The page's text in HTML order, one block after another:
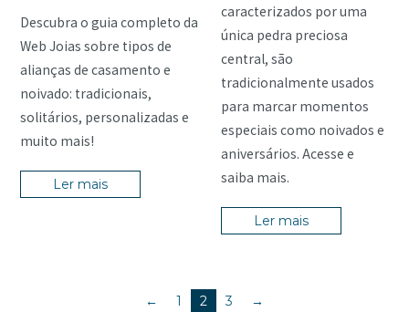
Descubra o guia completo da
Web Joias sobre tipos de
alianças de casamento e
noivado: tradicionais,
solitários, personalizadas e
muito mais!
Ler mais
caracterizados por uma
única pedra preciosa
central, são
tradicionalmente usados
para marcar momentos
especiais como noivados e
aniversários. Acesse e
saiba mais.
Ler mais
← 1 2 3 →